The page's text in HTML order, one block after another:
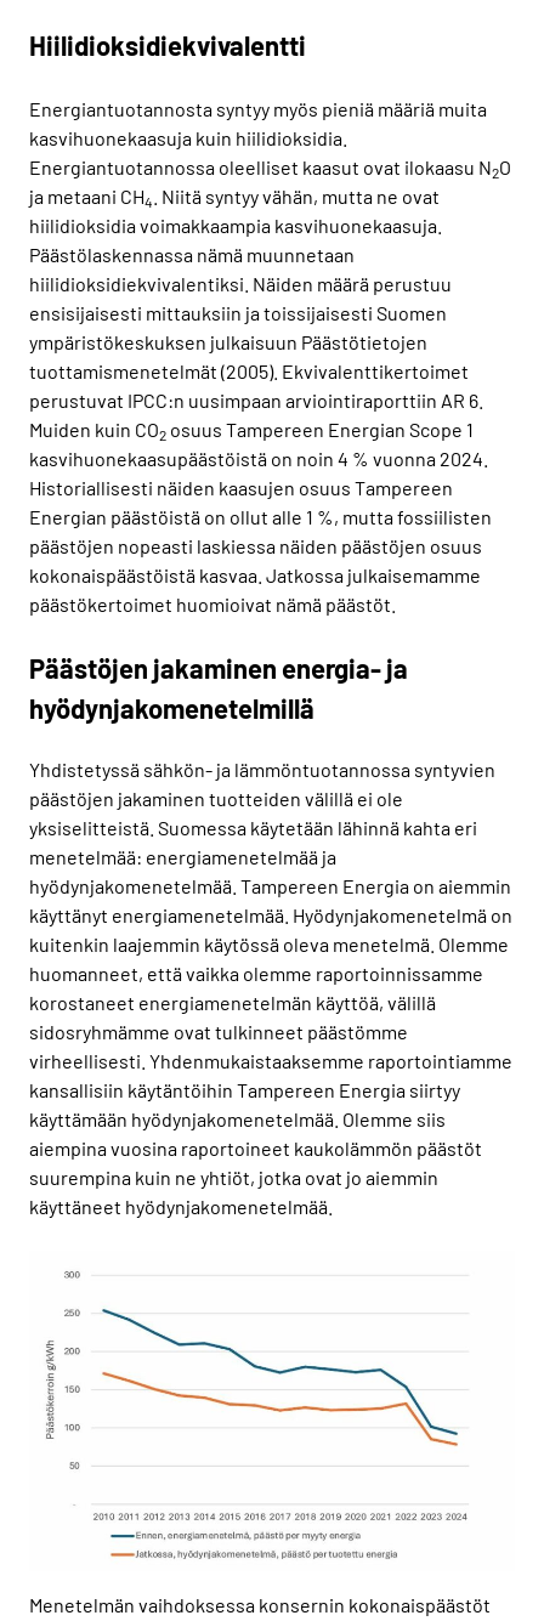
Hiilidioksidiekvivalentti
Energiantuotannosta syntyy myös pieniä määriä muita
kasvihuonekaasuja kuin hiilidioksidia.
Energiantuotannossa oleelliset kaasut ovat ilokaasu N2O
ja metaani CH4
. Niitä syntyy vähän, mutta ne ovat
hiilidioksidia voimakkaampia kasvihuonekaasuja.
Päästölaskennassa nämä muunnetaan
hiilidioksidiekvivalentiksi. Näiden määrä perustuu
ensisijaisesti mittauksiin ja toissijaisesti Suomen
ympäristökeskuksen julkaisuun Päästötietojen
tuottamismenetelmät (2005). Ekvivalenttikertoimet
perustuvat IPCC:n uusimpaan arviointiraporttiin AR 6.
Muiden kuin CO2 osuus Tampereen Energian Scope 1
kasvihuonekaasupäästöistä on noin 4 % vuonna 2024.
Historiallisesti näiden kaasujen osuus Tampereen
Energian päästöistä on ollut alle 1 %, mutta fossiilisten
päästöjen nopeasti laskiessa näiden päästöjen osuus
kokonaispäästöistä kasvaa. Jatkossa julkaisemamme
päästökertoimet huomioivat nämä päästöt.
Päästöjen jakaminen energia- ja
hyödynjakomenetelmillä
Yhdistetyssä sähkön- ja lämmöntuotannossa syntyvien
päästöjen jakaminen tuotteiden välillä ei ole
yksiselitteistä. Suomessa käytetään lähinnä kahta eri
menetelmää: energiamenetelmää ja
hyödynjakomenetelmää. Tampereen Energia on aiemmin
käyttänyt energiamenetelmää. Hyödynjakomenetelmä on
kuitenkin laajemmin käytössä oleva menetelmä. Olemme
huomanneet, että vaikka olemme raportoinnissamme
korostaneet energiamenetelmän käyttöä, välillä
sidosryhmämme ovat tulkinneet päästömme
virheellisesti. Yhdenmukaistaaksemme raportointiamme
kansallisiin käytäntöihin Tampereen Energia siirtyy
käyttämään hyödynjakomenetelmää. Olemme siis
aiempina vuosina raportoineet kaukolämmön päästöt
suurempina kuin ne yhtiöt, jotka ovat jo aiemmin
käyttäneet hyödynjakomenetelmää.
Menetelmän vaihdoksessa konsernin kokonaispäästöt